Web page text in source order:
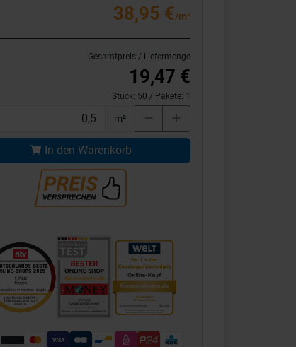
38,95 €/m²
Gesamtpreis / Liefermenge
19,47 €
Stück: 50 / Pakete: 1
m²
In den Warenkorb